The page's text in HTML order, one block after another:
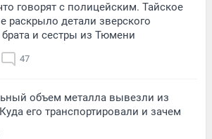
говорят с полицейским. Тайское
раскрыло детали зверского
брата и сестры из Тюмени
47
объем металла вывезли из
его транспортировали и зачем